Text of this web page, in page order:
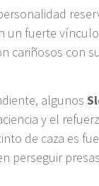
un fuerte
cariñosos con
algunos
y el
de caza es
perseguir